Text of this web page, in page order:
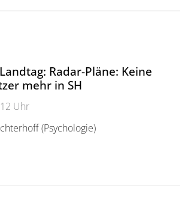
Radar-Pläne: Keine
mehr in SH
Uhr
(Psychologie)
Radar-Pläne: Keine verdeckten